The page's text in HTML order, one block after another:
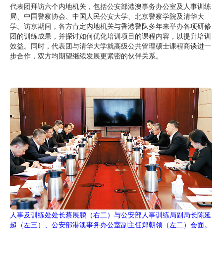
代表团拜访六个内地机关，包括公安部港澳事务办公室及人事训练
局、中国警察协会、中国人民公安大学、北京警察学院及清华大
学。访京期间，各方肯定内地机关与香港警队多年来举办各项研修
团的训练成果，并探讨如何优化培训项目的课程内容，以提升培训
效益。同时，代表团与清华大学就高级公共管理硕士课程商谈进一
步合作，双方均期望继续发展更紧密的伙伴关系。
人事及训练处处长蔡展鹏（右二）与公安部人事训练局副局长陈延
超（左三）、公安部港澳事务办公室副主任郑朝领（左二）会面。